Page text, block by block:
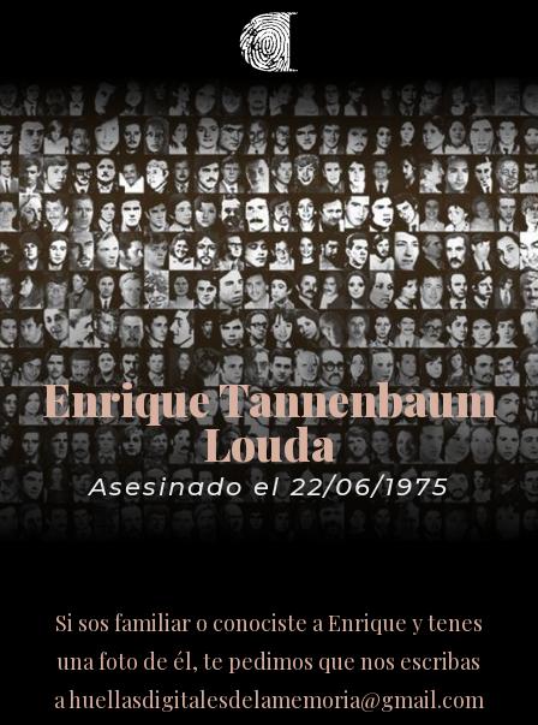
Enrique Tannenbaum
Louda
Asesinado el 22/06/1975
Si sos familiar o conociste a Enrique y tenes
una foto de él, te pedimos que nos escribas
ahuellasdigitalesdelamemoria@gmail.com